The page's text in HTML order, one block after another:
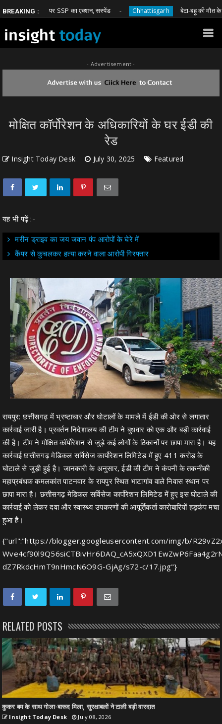
BREAKING :
आरक्षक पर SSP का एक्शन, सस्पेंड Chhattisgarh बेटा-बहू की मौत के बाद
- Advertisement -
मोक्षित कॉर्पोरेशन के अधिकारियों के घर ईडी की
रेड
Insight Today Desk July 30, 2025 Featured
यह भी पढ़ें :-
मरीन ड्राइव का जय जवान पंप आरोपों के घेरे में
कैंपर से कुचलकर हत्या करने वाला आरोपी गिरफ्तार
रायपुर: छत्तीसगढ़ में भ्रष्टाचार और घोटालों के मामले में ईडी की ओर से लगातार
कार्रवाई जारी है। प्रवर्तन निदेशालय की टीम ने बुधवार को एक और बड़ी कार्रवाई
की है। टीम ने मोक्षित कॉर्पोरेशन से जुड़े कई लोगों के ठिकानों पर छापा मारा है। यह
कार्रवाई छत्तीसगढ़ मेडिकल सर्विसेज कार्पोरेशन लिमिटेड में हुए 411 करोड़ के
घोटाले से जुड़ी हुई है। जानकारी के अनुसार, ईडी की टीम ने कंपनी के तकनीकी
महाप्रबंधक कमलकांत पाटनवार के रायपुर स्थित भाटागांव वाले निवास स्थान पर
छापा मारा है। छत्तीसगढ़ मेडिकल सर्विसेज कार्पोरेशन लिमिटेड में हुए इस घोटाले की
कार्रवाई को लेकर दवा और स्वास्थ्य उपकरणों की आपूर्तिकर्ता कारोबारियों हड़कंप मचा
हुआ है।
{"url":"https://blogger.googleusercontent.com/img/b/
dZ7RkdcHmT9nHmcN6O9G-GjAg/s72-c/17.jpg"}
RELATED POSTS
कुकर बम के साथ गोला-बारूद मिला, सुरक्षाबलों ने टाली बड़ी वारदात
Insight Today Desk July 08, 2026